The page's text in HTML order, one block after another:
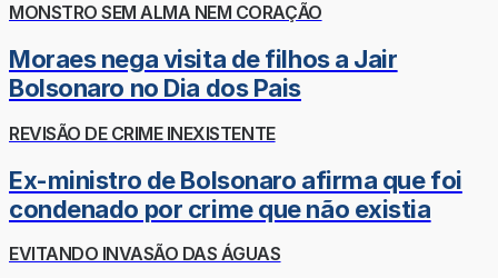
MONSTRO SEM ALMA NEM CORAÇÃO
Moraes nega visita de filhos a Jair
Bolsonaro no Dia dos Pais
REVISÃO DE CRIME INEXISTENTE
Ex-ministro de Bolsonaro afirma que foi
condenado por crime que não existia
EVITANDO INVASÃO DAS ÁGUAS